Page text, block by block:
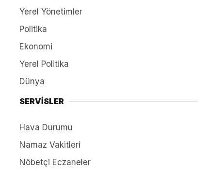
Yerel Yönetimler
Politika
Ekonomi
Yerel Politika
Dünya
SERVİSLER
Hava Durumu
Namaz Vakitleri
Nöbetçi Eczaneler